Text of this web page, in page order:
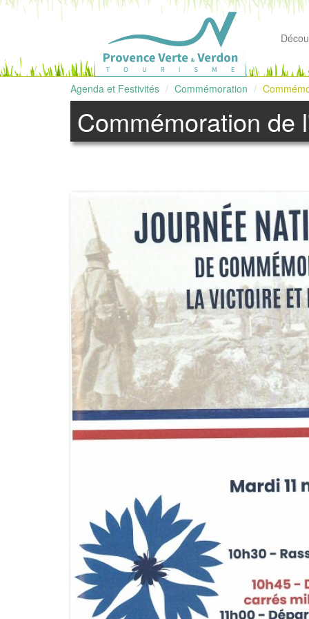
Agenda et Festivités Commémoration
Commémoration de